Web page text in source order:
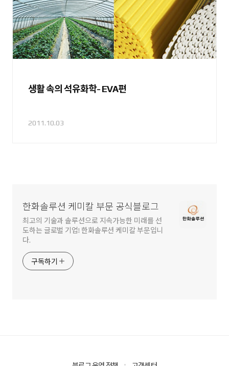
생활 속의 석유화학- EVA편
2011.10.03
한화솔루션 케미칼 부문 공식블로그
최고의 기술과 솔루션으로 지속가능한 미래를 선
도하는 글로벌 기업! 한화솔루션 케미칼 부문입니
다.
구독하기